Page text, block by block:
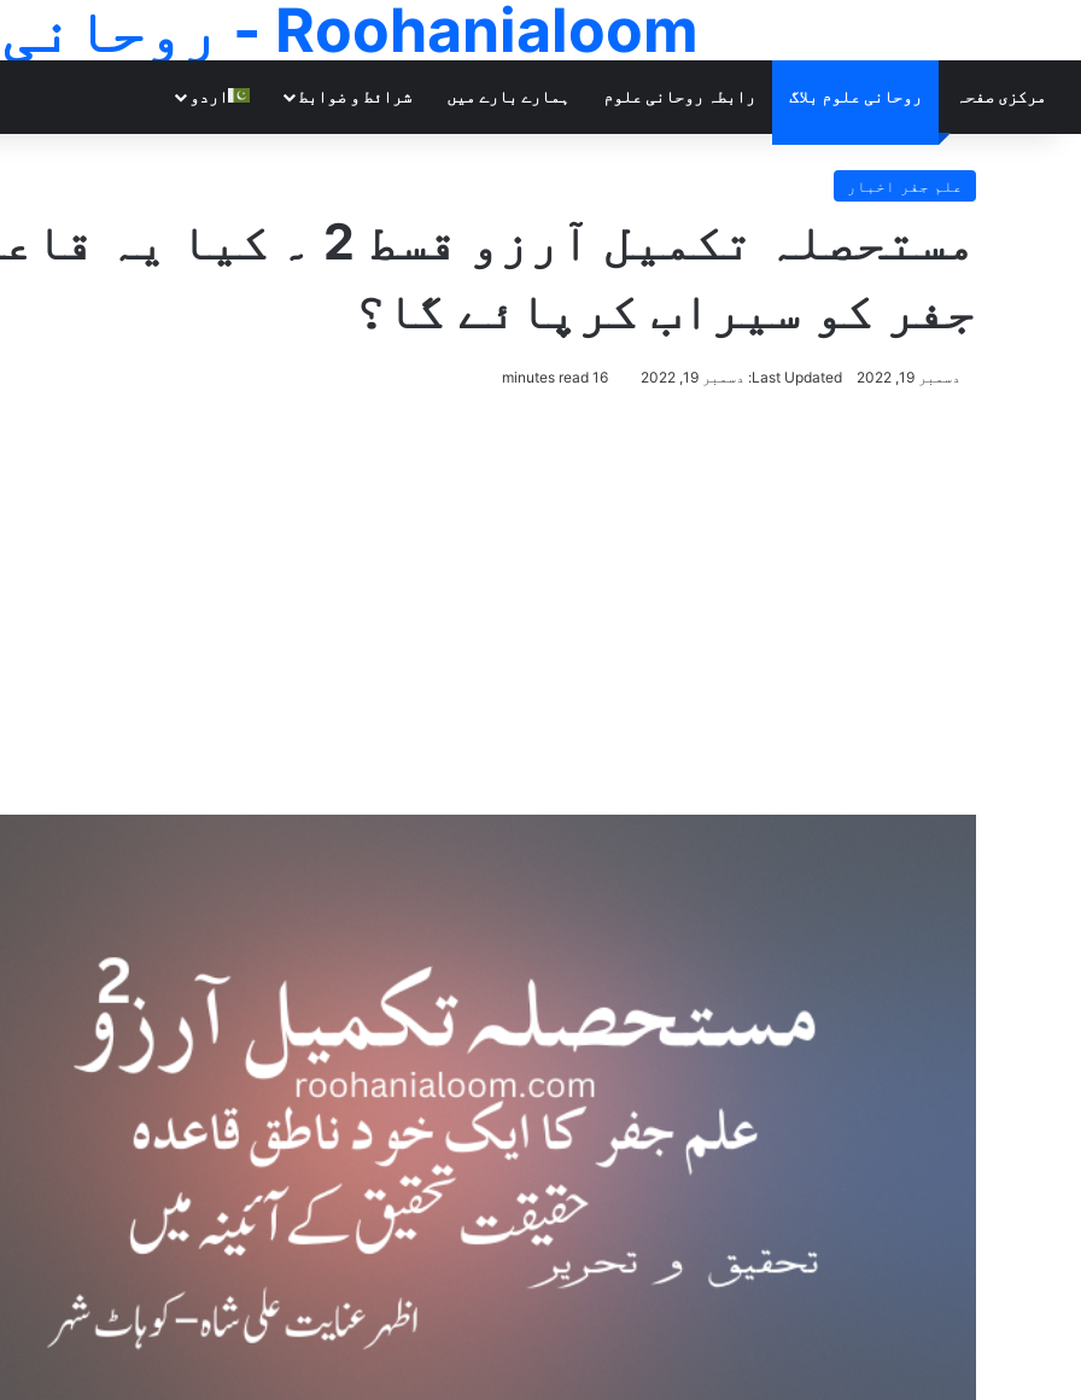
Roohanialoom - روحانی علوم
مرکزی صفحہ روحانی علوم بلاگ رابطہ روحانی علوم ہمارے بارے میں شرائط و ضوابط اردو
علم جفر اخبار
مستحصلہ تکمیل آرزو
جفر کو سیراب کرپائے گا؟
دسمبر 19, 2022 Last Updated: دسمبر 19, 2022